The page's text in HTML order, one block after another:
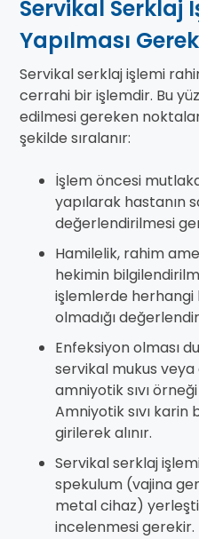
Servikal Serklaj
Yapılması
Servikal serklaj işlemi
cerrahi bir işlemdir. Bu
edilmesi gereken
şekilde sıralanır:
İşlem öncesi
yapılarak hastanın
değerlendirilmesi
Hamilelik, rahim
hekimin
işlemlerde
olmadığı
Enfeksiyon olması
servikal mukus
amniyotik sıvı
Amniyotik sıvı karin
girilerek alınır.
Servikal serklaj
spekulum (vajina
metal cihaz)
incelenmesi gerekir.